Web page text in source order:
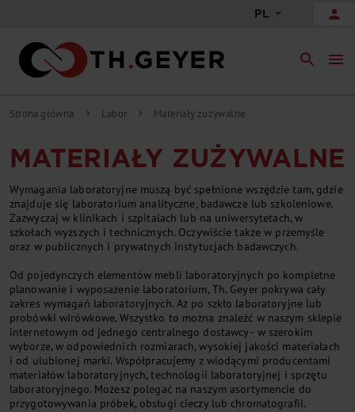
PL person
search menu
Strona główna chevron_right Labor chevron_right Materiały zużywalne
MATERIAŁY ZUŻYWALNE
Wymagania laboratoryjne muszą być spełnione wszędzie tam, gdzie
znajduje się laboratorium analityczne, badawcze lub szkoleniowe.
Zazwyczaj w klinikach i szpitalach lub na uniwersytetach, w
szkołach wyższych i technicznych. Oczywiście także w przemyśle
oraz w publicznych i prywatnych instytucjach badawczych.
Od pojedynczych elementów mebli laboratoryjnych po kompletne
planowanie i wyposażenie laboratorium, Th. Geyer pokrywa cały
zakres wymagań laboratoryjnych. Aż po szkło laboratoryjne lub
probówki wirówkowe. Wszystko to można znaleźć w naszym sklepie
internetowym od jednego centralnego dostawcy - w szerokim
wyborze, w odpowiednich rozmiarach, wysokiej jakości materiałach
i od ulubionej marki. Współpracujemy z wiodącymi producentami
materiałów laboratoryjnych, technologii laboratoryjnej i sprzętu
laboratoryjnego. Możesz polegać na naszym asortymencie do
przygotowywania próbek, obsługi cieczy lub chromatografii.